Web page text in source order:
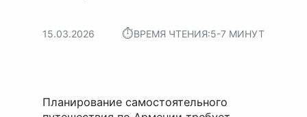
15.03.2026 ⏱︎ВРЕМЯ ЧТЕНИЯ:5-7 МИНУТ
Планирование самостоятельного